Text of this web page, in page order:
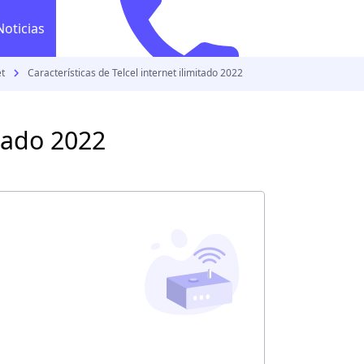
628 2565 Llamada gratuita
Características de Telcel internet ilimitado 2022
2022